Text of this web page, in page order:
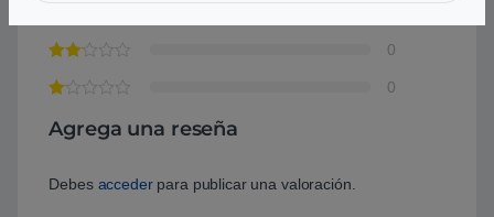
0
0
Agrega una reseña
Debes accederpara publicar una valoración.